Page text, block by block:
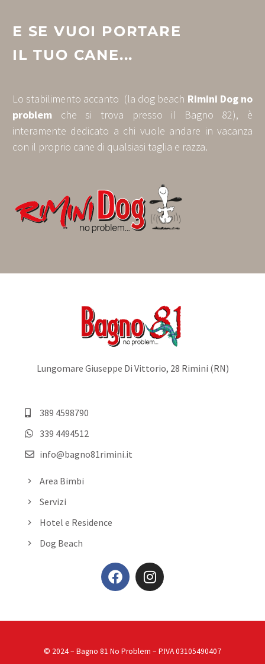
E SE VUOI PORTARE
IL TUO CANE...
Lo stabilimento accanto (la dog beach Rimini Dog no
problem che si trova presso il Bagno 82), è
interamente dedicato a chi vuole andare in vacanza
con il proprio cane di qualsiasi taglia e razza.
Lungomare Giuseppe Di Vittorio, 28 Rimini (RN)
389 4598790
339 4494512
info@bagno81rimini.it
Area Bimbi
Servizi
Hotel e Residence
Dog Beach
© 2024– Bagno 81 No Problem – P.IVA 03105490407